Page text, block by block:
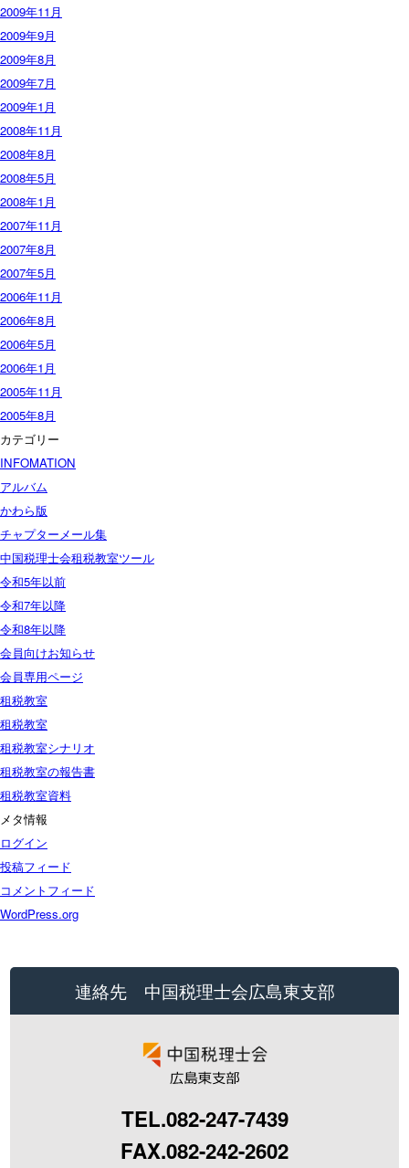
2009年11月
2009年9月
2009年8月
2009年7月
2009年1月
2008年11月
2008年8月
2008年5月
2008年1月
2007年11月
2007年8月
2007年5月
2006年11月
2006年8月
2006年5月
2006年1月
2005年11月
2005年8月
カテゴリー
INFOMATION
アルバム
かわら版
チャプターメール集
中国税理士会租税教室ツール
令和5年以前
令和7年以降
令和8年以降
会員向けお知らせ
会員専用ページ
租税教室
租税教室
租税教室シナリオ
租税教室の報告書
租税教室資料
メタ情報
ログイン
投稿フィード
コメントフィード
WordPress.org
連絡先 中国税理士会広島東支部
TEL.082-247-7439
FAX.082-242-2602